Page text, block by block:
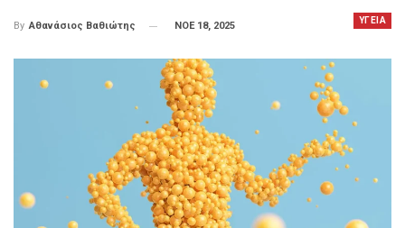
ΥΓΕΙΑ
By Αθανάσιος Βαθιώτης ΝΟΕ 18, 2025